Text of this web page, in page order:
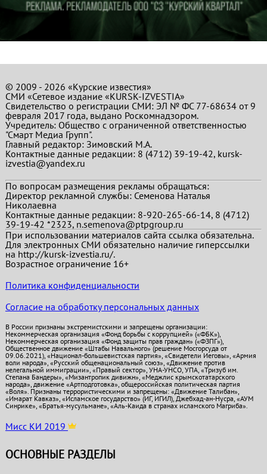
© 2009 - 2026 «Курские известия»
СМИ «Сетевое издание «KURSK-IZVESTIA»
Свидетельство о регистрации СМИ: ЭЛ № ФС 77-68634 от 9
февраля 2017 года, выдано Роскомнадзором.
Учредитель: Общество с ограниченной ответственностью
"Смарт Медиа Групп".
Главный редактор:Зимовский М.А.
Контактные данные редакции: 8 (4712) 39-19-42, kursk-
izvestia@yandex.ru
По вопросам размещения рекламы обращаться:
Директор рекламной службы: Семенова Наталья
Николаевна
Контактные данные редакции: 8-920-265-66-14, 8 (4712)
39-19-42 *2323, n.semenova@ptpgroup.ru
При использовании материалов сайта ссылка обязательна.
Для электронных СМИ обязательно наличие гиперссылки
на http://kursk-izvestia.ru/.
Возрастное ограничение 16+
Политика конфиденциальности
Согласие на обработку персональных данных
В России признаны экстремистскими и запрещены организации:
Некоммерческая организация «Фонд борьбы с коррупцией» («ФБК»),
Некоммерческая организация «Фонд защиты прав граждан» («ФЗПГ»),
Общественное движение «Штабы Навального» (решение Мосгорсуда от
09.06.2021), «Национал-большевистская партия», «Свидетели Иеговы», «Армия
воли народа», «Русский общенациональный союз», «Движение против
нелегальной иммиграции», «Правый сектор», УНА-УНСО, УПА, «Тризуб им.
Степана Бандеры», «Мизантропик дивижн», «Меджлис крымскотатарского
народа», движение «Артподготовка», общероссийская политическая партия
«Воля». Признаны террористическими и запрещены: «Движение Талибан»,
«Имарат Кавказ», «Исламское государство» (ИГ, ИГИЛ), Джебхад-ан-Нусра, «АУМ
Синрике», «Братья-мусульмане», «Аль-Каида в странах исламского Магриба».
Мисс КИ 2019
ОСНОВНЫЕ РАЗДЕЛЫ